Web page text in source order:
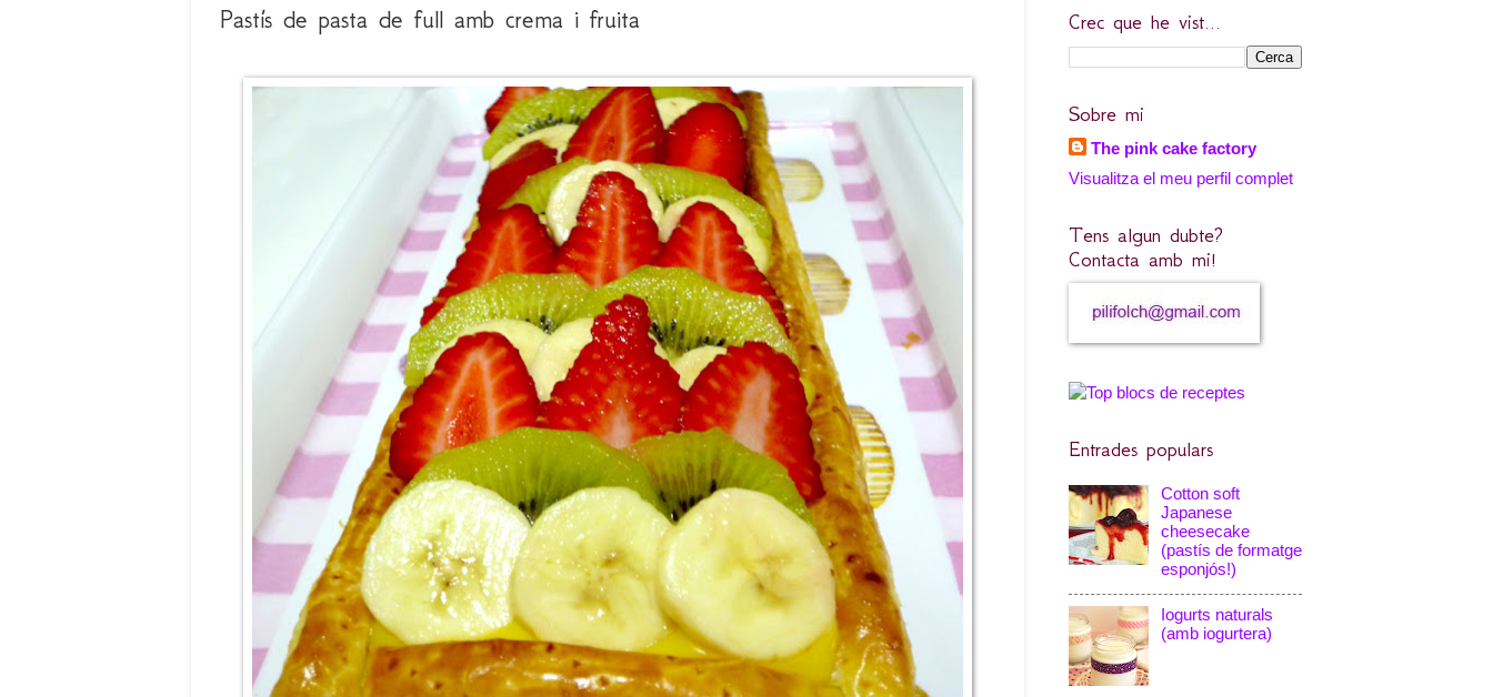
Pastís de pasta de full amb crema i fruita Crec que he vist...
Sobre mi
The pink cake factory
Visualitza el meu perfil complet
Tens algun dubte?
Contacta amb mi!
Entrades populars
Cotton soft
Japanese
cheesecake
(pastís de formatge
esponjós!)
Iogurts naturals
(amb iogurtera)